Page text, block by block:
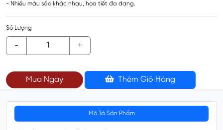
- Nhiều màu sắc khác nhau, họa tiết đa dạng.
Số Lượng
- +
Mua Ngay Thêm Giỏ Hàng
Mô Tả Sản Phẩm